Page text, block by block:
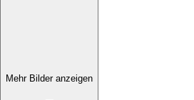
Mehr Bilder anzeigen